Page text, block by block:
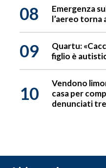
08
Emergenza
l’aereo torna
09
Quartu:
figlio è
10
Vendono
casa per
denunciati